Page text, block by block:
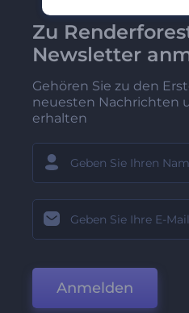
Zu
Newsletter
Gehören Sie zu den
neuesten Nachrichten
erhalten
Anmelden